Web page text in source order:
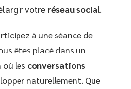
votre réseau social
à une séance de
êtes placé dans un
où les conversations
naturellement. Que